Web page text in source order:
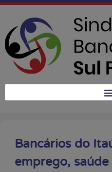
Bancários do
emprego,